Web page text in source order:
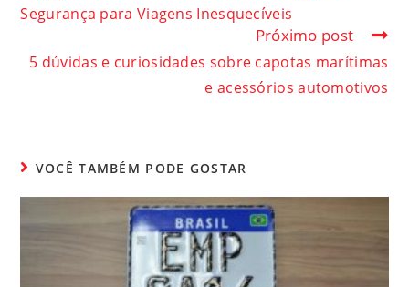
Segurança para Viagens Inesquecíveis
Próximo post
5 dúvidas e curiosidades sobre capotas marítimas
e acessórios automotivos
VOCÊ TAMBÉM PODE GOSTAR